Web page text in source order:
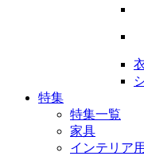
特集
特集一覧
家具
インテリア